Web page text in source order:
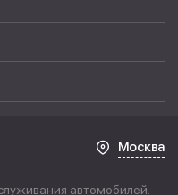
Москва
автомобилей.